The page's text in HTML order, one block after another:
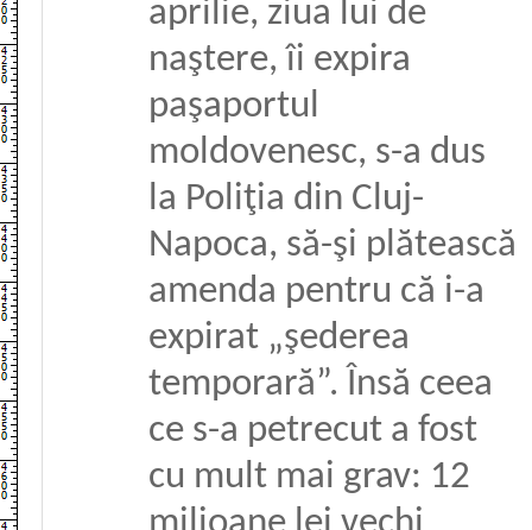
aprilie, ziua lui de
naştere, îi expira
paşaportul
moldovenesc, s-a dus
la Poliţia din Cluj-
Napoca, să-şi plătească
amenda pentru că i-a
expirat „şederea
temporară”. Însă ceea
ce s-a petrecut a fost
cu mult mai grav: 12